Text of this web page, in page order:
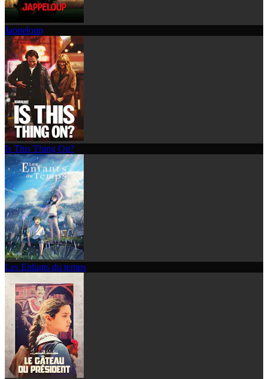
Jappeloup
Is This Thing On?
Les Enfants du temps